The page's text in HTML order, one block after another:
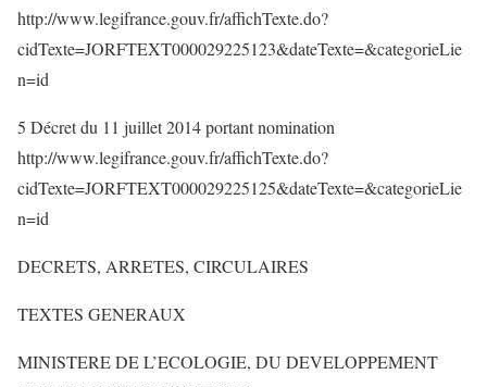
http://www.legifrance.gouv.fr/affichTexte.do?
cidTexte=JORFTEXT000029225123&dateTexte=&categorieLie
n=id
5 Décret du 11 juillet 2014 portant nomination
http://www.legifrance.gouv.fr/affichTexte.do?
cidTexte=JORFTEXT000029225125&dateTexte=&categorieLie
n=id
DECRETS, ARRETES, CIRCULAIRES
TEXTES GENERAUX
MINISTERE DE L’ECOLOGIE, DU DEVELOPPEMENT